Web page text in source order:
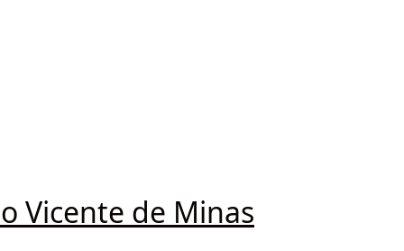
Vicente de Minas